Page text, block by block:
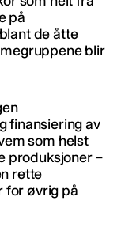
på
de åtte
blir
finansiering av
som helst
produksjoner –
rette
for øvrig på